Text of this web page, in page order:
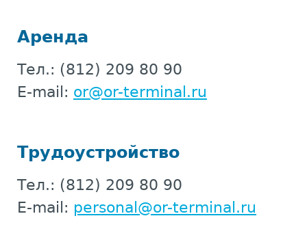
Аренда
Тел.: (812) 209 80 90
E-mail: or@or-terminal.ru
Трудоустройство
Тел.: (812) 209 80 90
E-mail: personal@or-terminal.ru